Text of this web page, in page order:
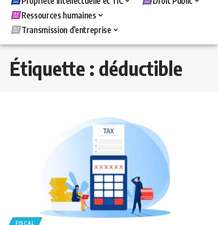
Ressources humaines
Transmission d’entreprise
Étiquette : déductible
FISCAL